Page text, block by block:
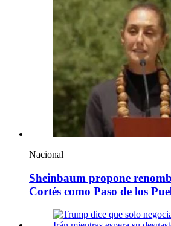
Nacional
Sheinbaum propone
Cortés como Paso de los